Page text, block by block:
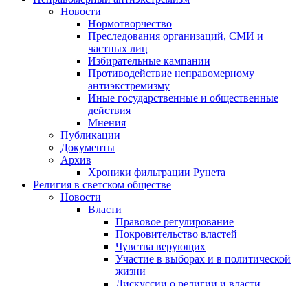
Новости
Нормотворчество
Преследования организаций, СМИ и
частных лиц
Избирательные кампании
Противодействие неправомерному
антиэкстремизму
Иные государственные и общественные
действия
Мнения
Публикации
Документы
Архив
Хроники фильтрации Рунета
Религия в светском обществе
Новости
Власти
Правовое регулирование
Покровительство властей
Чувства верующих
Участие в выборах и в политической
жизни